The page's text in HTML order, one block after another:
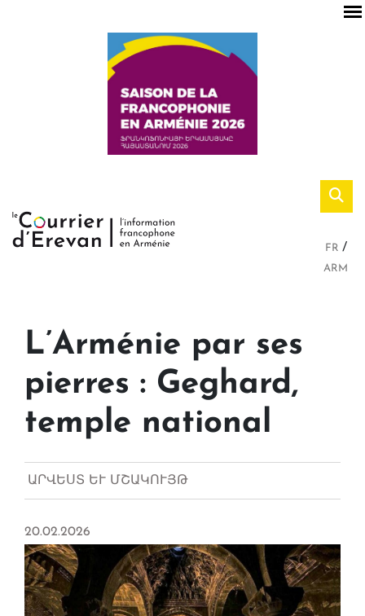
FR
ARM
L’Arménie par ses
pierres : Geghard,
temple national
ԱՐՎԵՍՏ ԵՒ ՄՇԱԿՈՒՅԹ
20.02.2026